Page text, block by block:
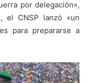
por delegación»,
el CNSP lanzó «un
para prepararse a